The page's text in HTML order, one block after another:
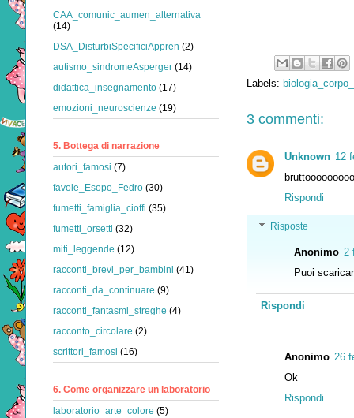
Labels:
3 commenti:
Unknown 12
Rispondi
Risposte
Anonimo 2
Puoi
Rispondi
Anonimo 26
Ok
Rispondi
CAA_comunic_aumen_alternativa
(14)
DSA_DisturbiSpecificiAppren (2)
autismo_sindromeAsperger (14)
didattica_insegnamento (17)
emozioni_neuroscienze (19)
5. Bottega di narrazione
autori_famosi (7)
favole_Esopo_Fedro (30)
fumetti_famiglia_cioffi (35)
fumetti_orsetti (32)
miti_leggende (12)
racconti_brevi_per_bambini (41)
racconti_da_continuare (9)
racconti_fantasmi_streghe (4)
racconto_circolare (2)
scrittori_famosi (16)
6. Come organizzare un laboratorio
laboratorio_arte_colore (5)